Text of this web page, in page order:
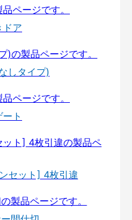
ドア
しタイプ)
ト
セット] 4枚引違